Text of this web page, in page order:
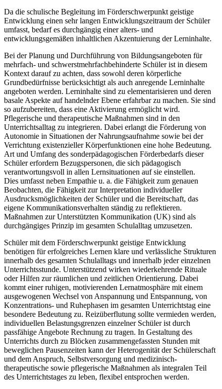
Da die schulische Begleitung im Förderschwerpunkt geistige
Entwicklung einen sehr langen Entwicklungszeitraum der Schüler
umfasst, bedarf es durchgängig einer alters- und
entwicklungsgemäßen inhaltlichen Akzentuierung der Lerninhalte.
Bei der Planung und Durchführung von Bildungsangeboten für
mehrfach- und schwerstmehrfachbehinderte Schüler ist in diesem
Kontext darauf zu achten, dass sowohl deren körperliche
Grundbedürfnisse berücksichtigt als auch anregende Lerninhalte
angeboten werden. Lerninhalte sind zu elementarisieren und deren
basale Aspekte auf handelnder Ebene erfahrbar zu machen. Sie sind
so aufzubereiten, dass eine Aktivierung ermöglicht wird.
Pflegerische und therapeutische Maßnahmen sind in den
Unterrichtsalltag zu integrieren. Dabei erlangt die Förderung von
Autonomie in Situationen der Nahrungsaufnahme sowie bei der
Verrichtung existenzieller Körperfunktionen eine hohe Bedeutung.
Art und Umfang des sonderpädagogischen Förderbedarfs dieser
Schüler erfordern Bezugspersonen, die sich pädagogisch
verantwortungsvoll in allen Lernsituationen auf sie einstellen.
Dies umfasst neben Empathie u. a. die Fähigkeit zum genauen
Beobachten, die Fähigkeit zur Interpretation individueller
Ausdrucksmöglichkeiten der Schüler und die Bereitschaft, das
eigene Kommunikationsverhalten ständig zu reflektieren.
Maßnahmen zur Unterstützten Kommunikation (UK) sind als
durchgängiges Prinzip im gesamten Schulalltag umzusetzen.
Schüler mit dem Förderschwerpunkt geistige Entwicklung
benötigen für erfolgreiches Lernen klare und verlässliche Strukturen
innerhalb des gesamten Schulalltags und innerhalb jeder einzelnen
Unterrichtsstunde. Unterstützend wirken wiederkehrende Rituale
oder Hilfen zur räumlichen und zeitlichen Orientierung. Dabei
kommt einer ruhigen, motivierenden Lernatmosphäre mit einem
ausgewogenen Wechsel von Anspannung und Entspannung, von
Konzentrations- und Ruhephasen im gesamten Unterrichtstag eine
besondere Bedeutung zu. Reizüberflutung sollte vermieden werden,
individuellen Belastungsgrenzen einzelner Schüler ist durch
passfähige Angebote Rechnung zu tragen. In Gestaltung des
Unterrichts durch zu Blöcken zusammengefassten Stunden mit
beweglichen Pausenzeiten kann der Heterogenität der Schülerschaft
und dem Anspruch, Selbstversorgung und medizinisch-
therapeutische sowie pflegerische Maßnahmen als integralen Teil
des Unterrichtstages zu leben, flexibel entsprochen werden.